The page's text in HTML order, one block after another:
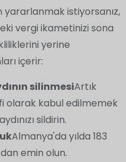
istiyorsanız,
vergi ikametinizi sona
yerine
içerir:
silinmesiArtık
olarak kabul edilmemek
sildirin.
Almanya'da yılda 183
emin olun.